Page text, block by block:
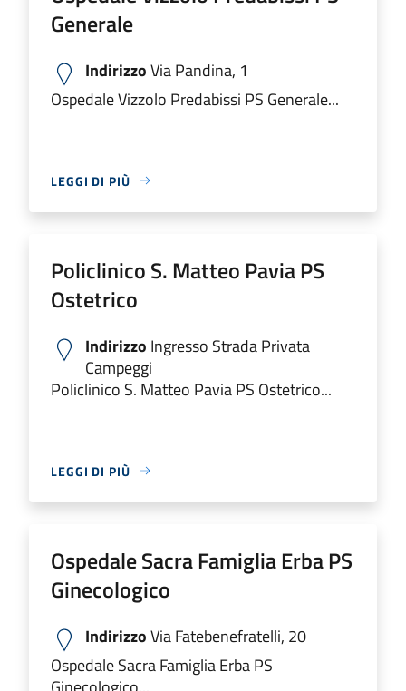
Generale
IndirizzoVia Pandina, 1
Ospedale Vizzolo Predabissi PS Generale...
LEGGI DI PIÙ
Policlinico S. Matteo Pavia PS
Ostetrico
Indirizzo Ingresso Strada Privata
Campeggi
Policlinico S. Matteo Pavia PS Ostetrico...
LEGGI DI PIÙ
Ospedale Sacra Famiglia Erba PS
Ginecologico
IndirizzoVia Fatebenefratelli, 20
Ospedale Sacra Famiglia Erba PS